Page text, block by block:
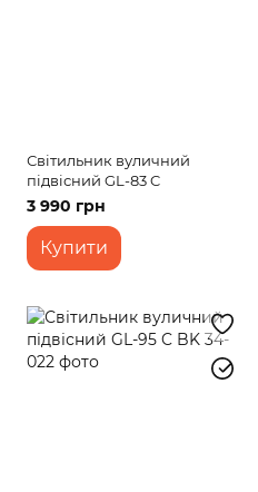
Світильник вуличний
підвісний GL-83 C
3 990 грн
Купити